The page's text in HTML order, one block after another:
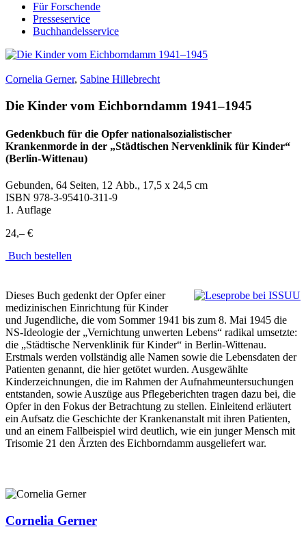
Für Forschende
Presseservice
Buchhandelsservice
Cornelia Gerner, Sabine Hillebrecht
Die Kinder vom Eichborndamm 1941–1945
Gedenkbuch für die Opfer nationalsozialistischer
Krankenmorde in der „Städtischen Nervenklinik für Kinder“
(Berlin-Wittenau)
Gebunden, 64 Seiten, 12 Abb., 17,5 x 24,5 cm
ISBN 978-3-95410-311-9
1. Auflage
24,– €
Buch bestellen
Dieses Buch gedenkt der Opfer einer
medizinischen Einrichtung für Kinder
und Jugendliche, die vom Sommer 1941 bis zum 8. Mai 1945 die
NS-Ideologie der „Vernichtung unwerten Lebens“ radikal umsetzte:
die „Städtische Nervenklinik für Kinder“ in Berlin-Wittenau.
Erstmals werden vollständig alle Namen sowie die Lebensdaten der
Patienten genannt, die hier getötet wurden. Ausgewählte
Kinderzeichnungen, die im Rahmen der Aufnahmeuntersuchungen
entstanden, sowie Auszüge aus Pflegeberichten tragen dazu bei, die
Opfer in den Fokus der Betrachtung zu stellen. Einleitend erläutert
ein Aufsatz die Geschichte der Krankenanstalt mit ihren Patienten,
und an einem Fallbeispiel wird deutlich, wie ein junger Mensch mit
Trisomie 21 den Ärzten des Eichborndamm ausgeliefert war.
Cornelia Gerner